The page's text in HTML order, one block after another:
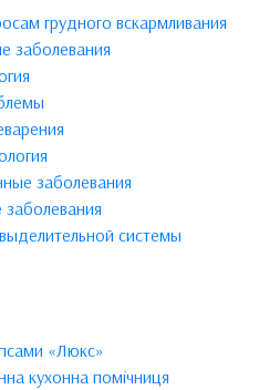
грудного вскармливания
заболевания
заболевания
системы
«Люкс»
кухонна помічниця